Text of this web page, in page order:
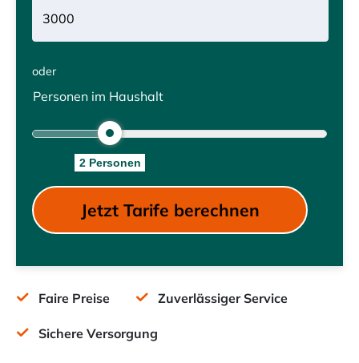
2Personen
Faire Preise Zuverlässiger Service
Sichere Versorgung